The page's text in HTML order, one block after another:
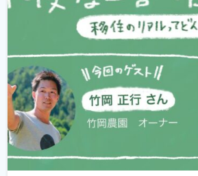
もしかして田舎のことを、遠いしコ
いし、なんて思ってませんか？ 兵庫